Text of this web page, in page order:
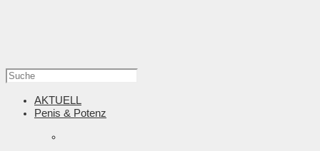
AKTUELL
Penis & Potenz